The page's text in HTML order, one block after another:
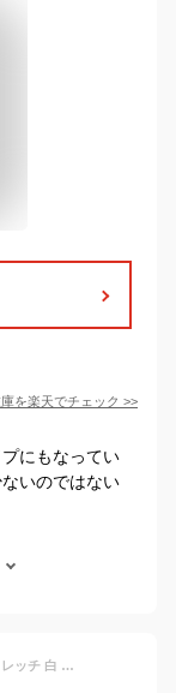
を楽天でチェック >>
にもなってい
いのではない
足袋 たび 子供用 ソックスタイプ 日本製 ストレッチ 白 無地 こはぜ無し ガクヤ 楽屋足袋 七五三 踊り 舞台 お宮参り 3歳 5歳 7歳 女の子 男の子 キッズ ジュニア ボーイズ ガールズ 着物 和服 和装 草履 下駄 雪駄 靴下 お買い物マラソン